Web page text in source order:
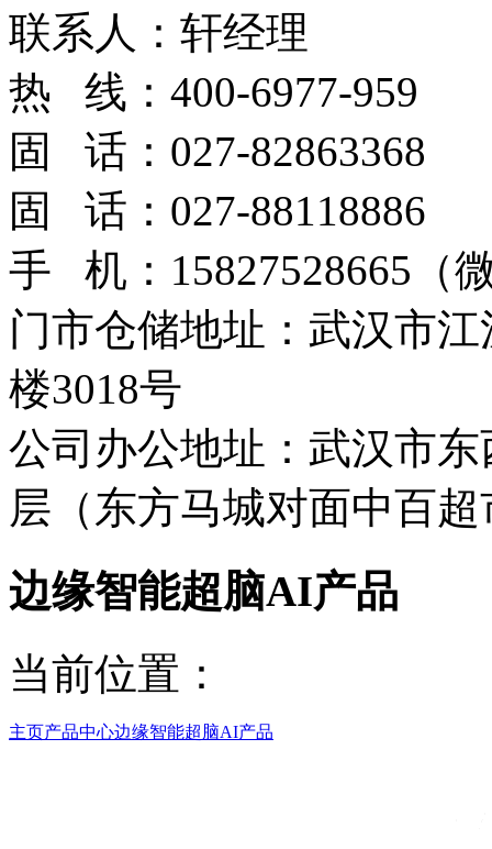
联系人：轩经理
热 线：400-6977-959
固 话：027-82863368
固 话：027-88118886
手 机：15827528665（
门市仓储地址：武汉市
楼3018号
公司办公地址：武汉市
层（东方马城对面中百
边缘智能超脑AI产品
当前位置：
主页产品中心边缘智能超脑AI产品